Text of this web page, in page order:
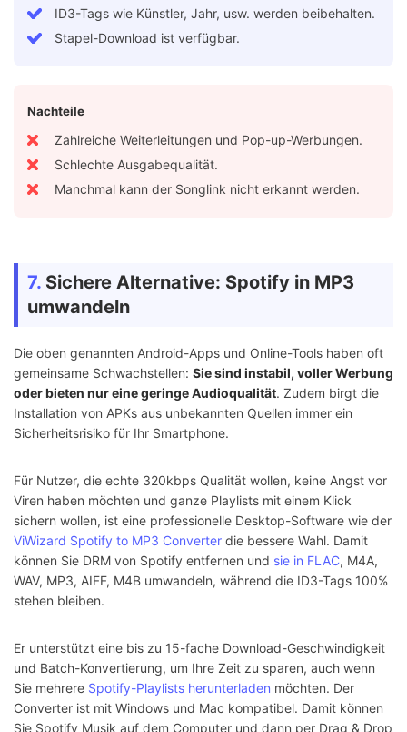
ID3-Tags wie Künstler, Jahr, usw. werden beibehalten.
Stapel-Download ist verfügbar.
Nachteile
Zahlreiche Weiterleitungen und Pop-up-Werbungen.
Schlechte Ausgabequalität.
Manchmal kann der Songlink nicht erkannt werden.
7. Sichere Alternative: Spotify in MP3
umwandeln
Die oben genannten Android-Apps und Online-Tools haben oft
gemeinsame Schwachstellen: Sie sind instabil, voller Werbung
oder bieten nur eine geringe Audioqualität. Zudem birgt die
Installation von APKs aus unbekannten Quellen immer ein
Sicherheitsrisiko für Ihr Smartphone.
Für Nutzer, die echte 320kbps Qualität wollen, keine Angst vor
Viren haben möchten und ganze Playlists mit einem Klick
sichern wollen, ist eine professionelle Desktop-Software wie der
ViWizard Spotify to MP3 Converter die bessere Wahl. Damit
können Sie DRM von Spotify entfernen und sie in FLAC, M4A,
WAV, MP3, AIFF, M4B umwandeln, während die ID3-Tags 100%
stehen bleiben.
Er unterstützt eine bis zu 15-fache Download-Geschwindigkeit
und Batch-Konvertierung, um Ihre Zeit zu sparen, auch wenn
Sie mehrere Spotify-Playlists herunterladen möchten. Der
Converter ist mit Windows und Mac kompatibel. Damit können
Sie Spotify Musik auf dem Computer und dann per Drag & Drop